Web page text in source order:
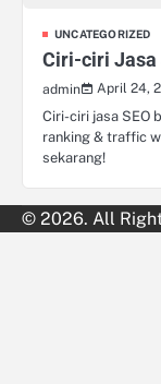
UNCATEGORIZED
Ciri-ciri Jasa
admin
April 24,
Ciri-ciri jasa SEO
ranking & traffic
sekarang!
© 2026. All